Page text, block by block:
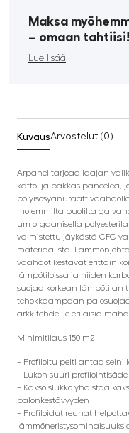
Maksa
­– omaan tahtiisi!
Lue lisää
KuvausArvostelut (0)
Arpanel tarjoaa laajan
katto- ja pakkas-paneeleä,
molemmilta puolilta
µm orgaanisella
valmistettu jäykästä CFC-
materiaalista.
vaahdot kestävät erittäin
lämpötiloissa ja niiden
suojaa korkean lämpötilan
tehokkaampaan
arkkitehdeille erilaisia
Minimitilaus 150 m2
– Profiloitu pelti antaa
– Lukon suuri
– Kaksoislukko yhdistää
palonkestävyyden
– Profiloidut reunat